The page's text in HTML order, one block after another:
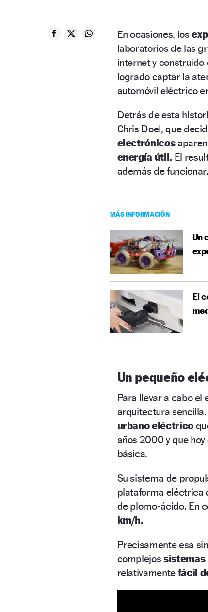
En ocasiones, los
laboratorios de las
internet y construido
logrado captar la
automóvil eléctrico
Detrás de esta
Chris Doel, que
electrónicos
energía útil. El
además de funcionar.
MÁS INFORMACIÓN
Un
El
Un pequeño
Para llevar a cabo el
arquitectura sencilla.
urbano eléctrico
años 2000 y que
básica.
Su sistema de
plataforma eléctrica
de plomo-ácido. En
km/h.
Precisamente esa
complejos
relativamentefácil